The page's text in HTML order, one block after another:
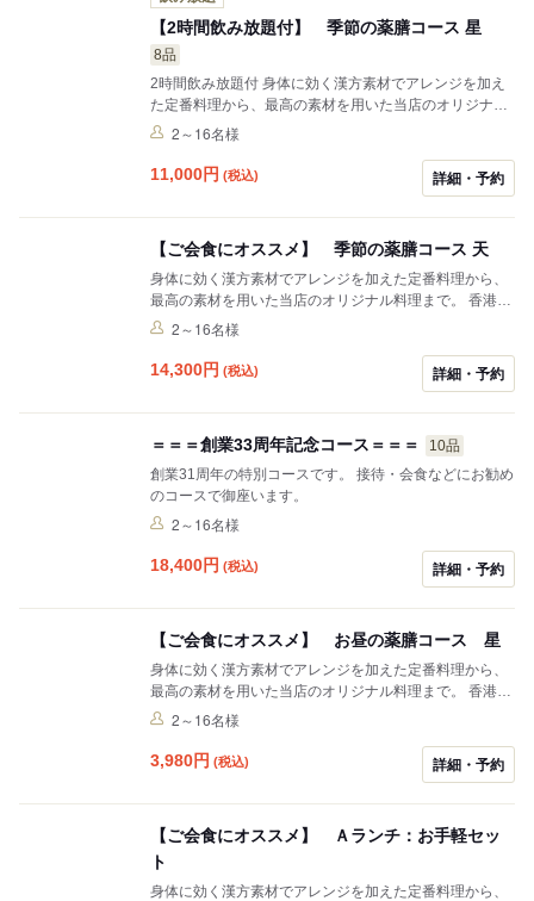
【2時間飲み放題付】 季節の薬膳コース 星
8品
2時間飲み放題付 身体に効く漢方素材でアレンジを加え
た定番料理から、最高の素材を用いた当店のオリジナル
料理まで。 香港より招いた熟練シェフが幅広い味をご提
2～16名様
11,000円 (税込) 詳細・予約
【ご会食にオススメ】 季節の薬膳コース 天
身体に効く漢方素材でアレンジを加えた定番料理から、
最高の素材を用いた当店のオリジナル料理まで。 香港よ
り招いた熟練シェフが幅広い味をご提供します。 ※写真
2～16名様
14,300円 (税込) 詳細・予約
＝＝＝創業33周年記念コース＝＝＝
10品
創業31周年の特別コースです。 接待・会食などにお勧め
のコースで御座います。
2～16名様
18,400円 (税込) 詳細・予約
【ご会食にオススメ】 お昼の薬膳コース 星
身体に効く漢方素材でアレンジを加えた定番料理から、
最高の素材を用いた当店のオリジナル料理まで。 香港よ
り招いた熟練シェフが幅広い味をご提供します。 ※写真
2～16名様
3,980円 (税込) 詳細・予約
【ご会食にオススメ】 Ａランチ：お手軽セッ
ト
身体に効く漢方素材でアレンジを加えた定番料理から、